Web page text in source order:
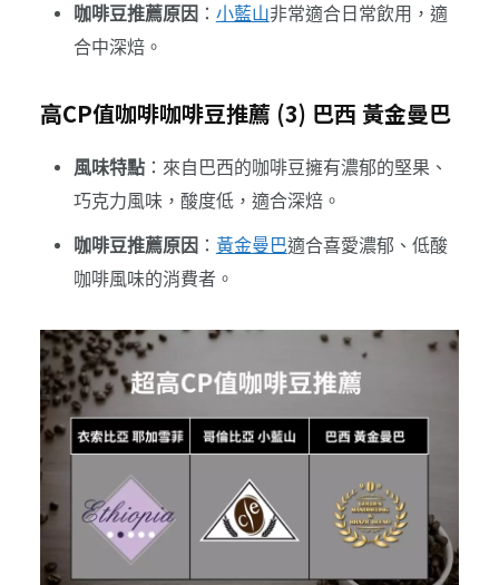
咖啡豆推薦原因 ： 小藍山非常適合日常飲用，適
合中深焙。
高CP值咖啡咖啡豆推薦 (3) 巴西 黃金曼巴
風味特點：來自巴西的咖啡豆擁有濃郁的堅果、
巧克力風味，酸度低，適合深焙。
咖啡豆推薦原因 ： 黃金曼巴適合喜愛濃郁、低酸
咖啡風味的消費者。